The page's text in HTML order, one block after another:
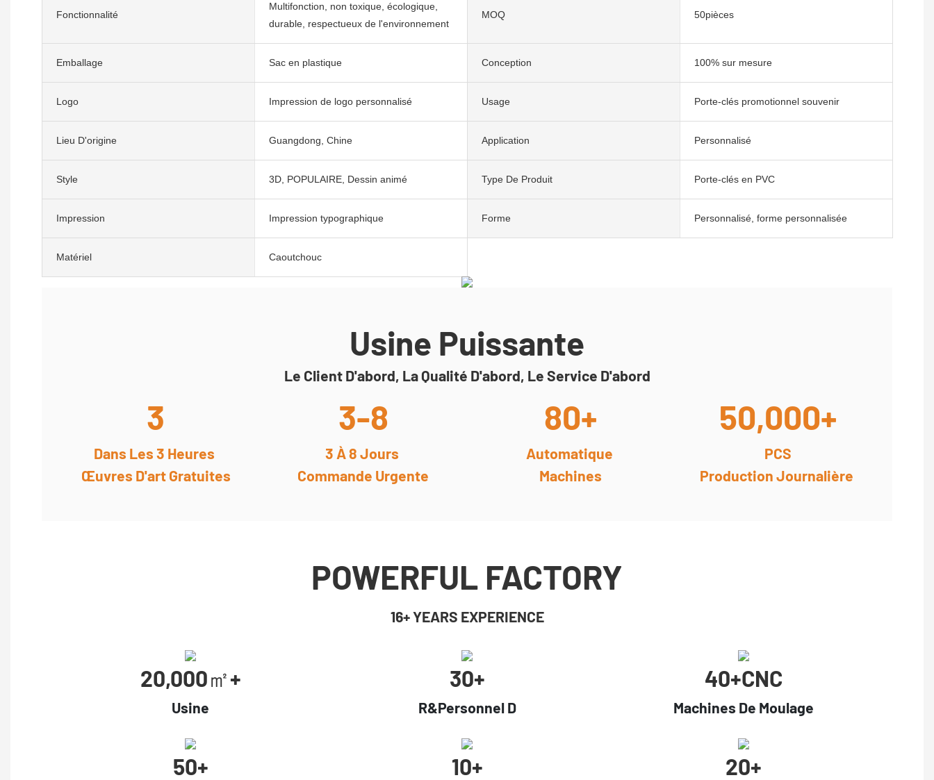
Fonctionnalité
Multifonction, non toxique, écologique,
durable, respectueux de l'environnement
MOQ 50pièces
Emballage Sac en plastique Conception 100% sur mesure
Logo Impression de logo personnalisé Usage Porte-clés promotionnel souvenir
Lieu D'origine Guangdong, Chine Application Personnalisé
Style 3D, POPULAIRE, Dessin animé Type De Produit Porte-clés en PVC
Impression Impression typographique Forme Personnalisé, forme personnalisée
Matériel Caoutchouc
Usine Puissante
Le Client D'abord, La Qualité D'abord, Le Service D'abord
3
Dans Les 3 Heures
Œuvres D'art Gratuites
3-8
3 À 8 Jours
Commande Urgente
80+
Automatique
Machines
50,000+
PCS
Production Journalière
POWERFUL FACTORY
16+ YEARS EXPERIENCE
20,000㎡+
Usine
30+
R&Personnel D
40+cNC
Machines De Moulage
50+ 10+ 20+